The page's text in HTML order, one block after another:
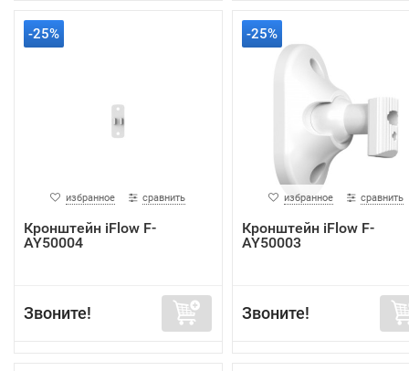
-25%
избранное сравнить
Кронштейн iFlow F-
AY50004
Звоните!
-25%
избранное сравнить
Кронштейн iFlow F-
AY50003
Звоните!